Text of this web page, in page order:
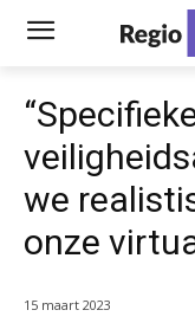
we
onze
15 maart 2023